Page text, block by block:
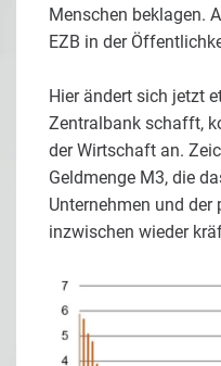
Menschen beklagen.
EZB in der
Hier ändert sich jetzt
Zentralbank schafft,
der Wirtschaft an.
Geldmenge M3, die
Unternehmen und
inzwischen wieder